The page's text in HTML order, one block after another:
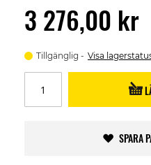
3 276,00 kr
Tillgänglig Visa
SPARA
images
gallery